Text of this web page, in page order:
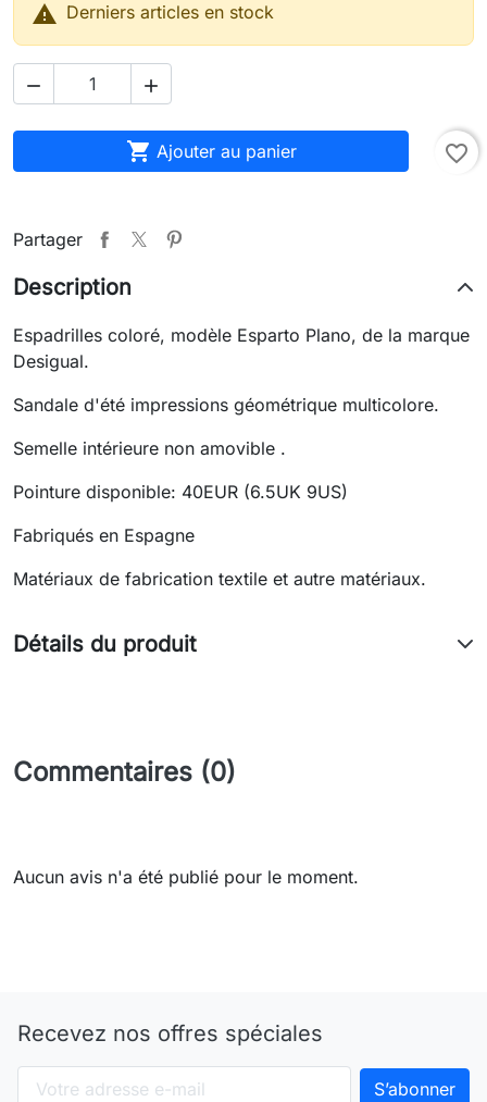
 Derniers articles en stock
 
 Ajouter au panier favorite_border
Partager
Description
Espadrilles coloré, modèle Esparto Plano, de la marque
Desigual.
Sandale d'été impressions géométrique multicolore.
Semelle intérieure non amovible .
Pointure disponible: 40EUR (6.5UK 9US)
Fabriqués en Espagne
Matériaux de fabrication textile et autre matériaux.
Détails du produit
Commentaires (0)
Aucun avis n'a été publié pour le moment.
Recevez nos offres spéciales